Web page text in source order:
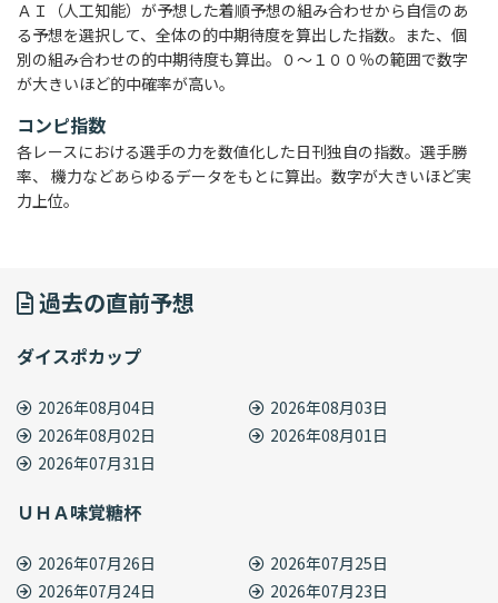
ＡＩ（人工知能）が予想した着順予想の組み合わせから自信のあ
る予想を選択して、全体の的中期待度を算出した指数。また、個
別の組み合わせの的中期待度も算出。０～１００％の範囲で数字
が大きいほど的中確率が高い。
コンピ指数
各レースにおける選手の力を数値化した日刊独自の指数。選手勝
率、 機力などあらゆるデータをもとに算出。数字が大きいほど実
力上位。
過去の直前予想
ダイスポカップ
2026年08月04日
2026年08月03日
2026年08月02日
2026年08月01日
2026年07月31日
ＵＨＡ味覚糖杯
2026年07月26日
2026年07月25日
2026年07月24日
2026年07月23日